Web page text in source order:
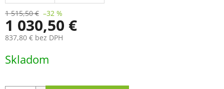
1 515,50 € –32 %
1 030,50 €
837,80 € bez DPH
cena:
Skladom